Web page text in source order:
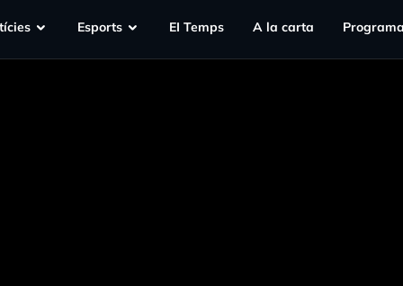
Esports EI Temps A la carta